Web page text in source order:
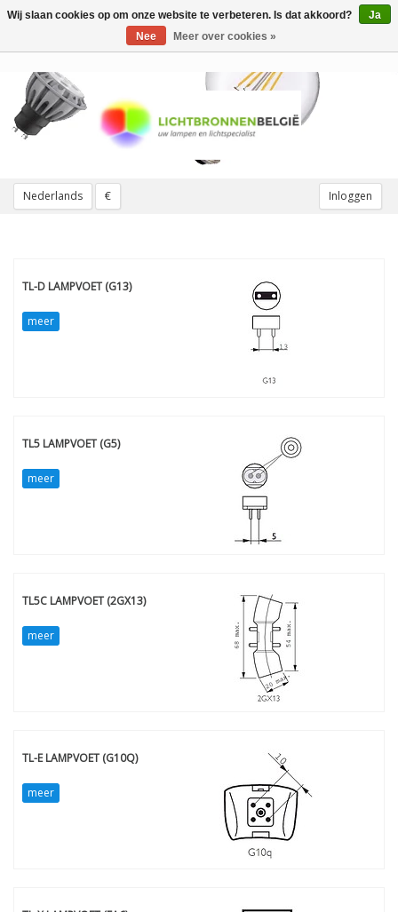
Nederlands € Inloggen
Toggle
TL-D LAMPVOET (G13)
meer
TL5 LAMPVOET (G5)
meer
TL5C LAMPVOET (2GX13)
meer
TL-E LAMPVOET (G10Q)
meer
Wij slaan cookies op om onze website te verbeteren. Is dat akkoord?
Ja
Nee
Meer over cookies »